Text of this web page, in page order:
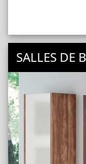
SALLES DE